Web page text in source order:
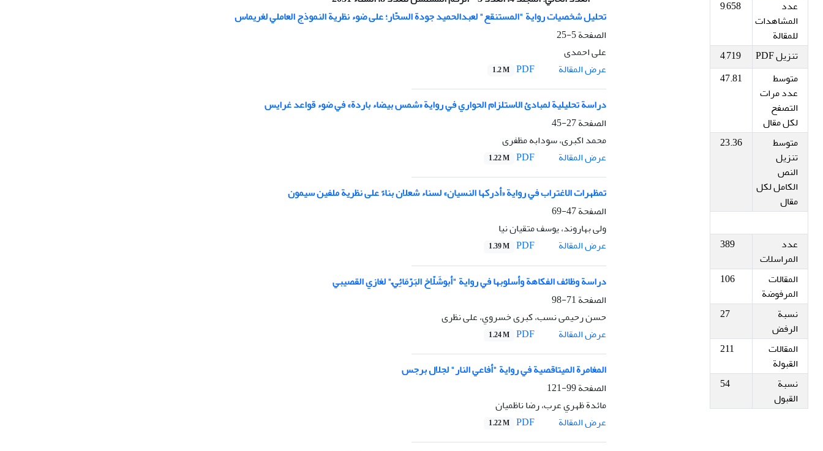
تحليل شخصيات رواية "المستنقع" لعبدالحميد جودة السحّار؛ على ضوء نظرية النموذج العاملي لغريماس
الصفحة5-25
علی احمدی
عرض المقالة
1.2 M
دراسة تحليلية لمبادئ الاستلزام الحواري في رواية «شمس بيضاء باردة» في ضوء قواعد غرايس
الصفحة27-45
محمد اکبری، سودابه مظفری
عرض المقالة
1.22 M
تمظهرات الاغتراب في روایة «أدركها النسیان» لسناء شعلان بناءً على نظرية ملفين سيمون
الصفحة47-69
ولی بهاروند، یوسف متقیان نیا
عرض المقالة
1.39 M
دراسة وظائف الفكاهة وأسلوبها في رواية "أبوشَلّاخ البَرّمَائِيّ" لغازي القصيبي
الصفحة71-98
حسن رحیمی نسب، کبری خسروي، علی نظری
عرض المقالة
1.24 M
المغامرة المیتاقصیة في روایة "أفاعي النار" لجلال برجس
الصفحة99-121
مائدة ظهري عرب، رضا ناظمیان
عرض المقالة
1.22 M
عدد
المشاهدات
للمقالة
9,658
تنزیل PDF
4,719
متوسط
عدد مرات
التصفح
لکل مقال
47.81
متوسط
تنزیل
النص
الکامل لکل
مقال
23.36
عدد
المراسلات
389
المقالات
المرفوضة
106
نسبة
الرفض
27
المقالات
القبولة
211
نسبة
القبول
54